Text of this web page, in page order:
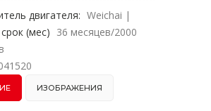
двигателя: Weichai |
(мес) 36 месяцев/2000
ИЗОБРАЖЕНИЯ